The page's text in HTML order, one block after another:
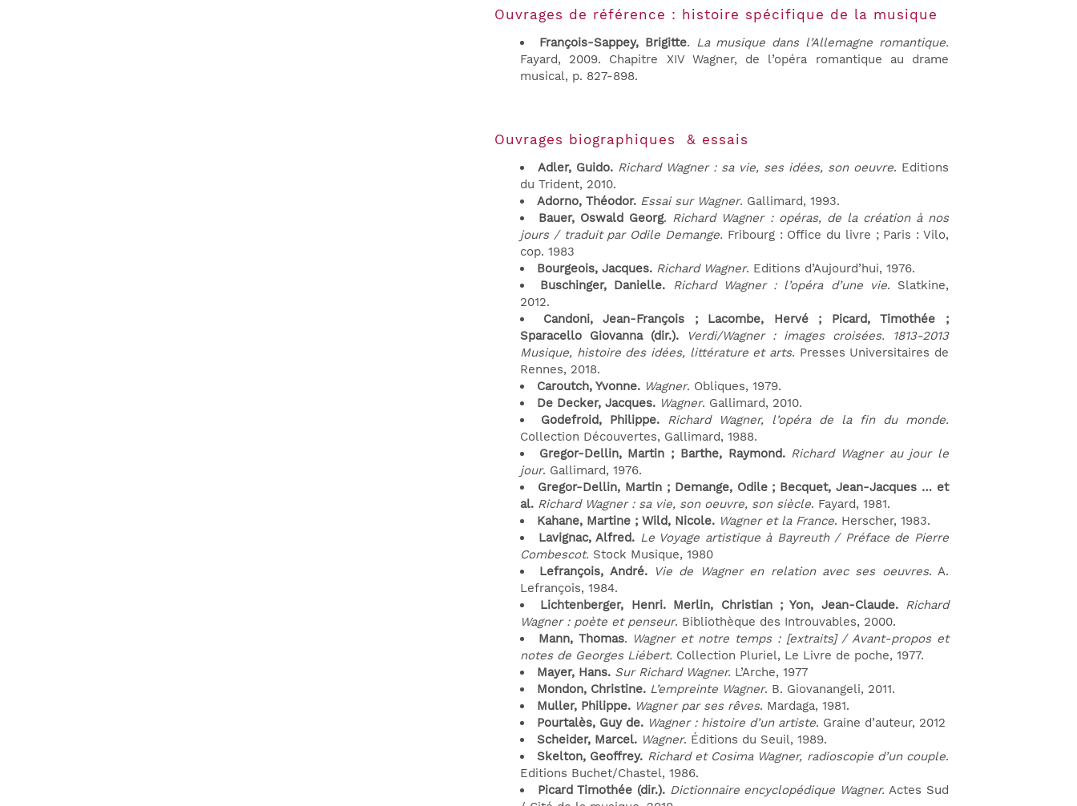
Ouvrages de référence : histoire spécifique de la musique
François-Sappey, Brigitte.
La musique dans l’Allemagne romantique.
Fayard, 2009. Chapitre XIV Wagner, de l’opéra romantique au drame
musical, p. 827-898.
Ouvrages biographiques & essais
Adler, Guido. Richard Wagner : sa vie, ses idées, son oeuvre. Editions
du Trident, 2010.
Adorno, Théodor. Essai sur Wagner. Gallimard, 1993.
Bauer, Oswald Georg. Richard Wagner : opéras, de la création à nos
jours / traduit par Odile Demange. Fribourg : Office du livre ; Paris : Vilo,
cop. 1983
Bourgeois, Jacques. Richard Wagner. Editions d’Aujourd’hui, 1976.
Buschinger, Danielle. Richard Wagner : l’opéra d’une vie. Slatkine,
2012.
Candoni, Jean-François ; Lacombe, Hervé ; Picard, Timothée ;
Sparacello Giovanna (dir.).
Verdi/Wagner : images croisées. 1813-2013
Musique, histoire des idées, littérature et arts. Presses Universitaires de
Rennes, 2018.
Caroutch, Yvonne. Wagner. Obliques, 1979.
De Decker, Jacques. Wagner. Gallimard, 2010.
Godefroid, Philippe.
Richard Wagner, l’opéra de la fin du monde.
Collection Découvertes, Gallimard, 1988.
Gregor-Dellin, Martin ; Barthe, Raymond. Richard Wagner au jour le
jour. Gallimard, 1976.
Gregor-Dellin, Martin ; Demange, Odile ; Becquet, Jean-Jacques … et
al. Richard Wagner : sa vie, son oeuvre, son siècle. Fayard, 1981.
Kahane, Martine ; Wild, Nicole. Wagner et la France. Herscher, 1983.
Lavignac, Alfred. Le Voyage artistique à Bayreuth / Préface de Pierre
Combescot. Stock Musique, 1980
Lefrançois, André.
Vie de Wagner en relation avec ses oeuvres. A.
Lefrançois, 1984.
Lichtenberger, Henri. Merlin, Christian ; Yon, Jean-Claude. Richard
Wagner : poète et penseur. Bibliothèque des Introuvables, 2000.
Mann, Thomas. Wagner et notre temps : [extraits] / Avant-propos et
notes de Georges Liébert. Collection Pluriel, Le Livre de poche, 1977.
Mayer, Hans. Sur Richard Wagner. L’Arche, 1977
Mondon, Christine. L’empreinte Wagner. B. Giovanangeli, 2011.
Muller, Philippe. Wagner par ses rêves. Mardaga, 1981.
Pourtalès, Guy de. Wagner : histoire d’un artiste. Graine d’auteur, 2012
Scheider, Marcel. Wagner. Éditions du Seuil, 1989.
Skelton, Geoffrey. Richard et Cosima Wagner, radioscopie d’un couple.
Editions Buchet/Chastel, 1986.
Picard Timothée (dir.). Dictionnaire encyclopédique Wagner.Actes Sud